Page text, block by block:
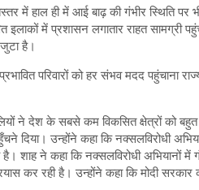
में हाल ही में आई बाढ़ की गंभीर स्थिति पर
इलाकों में प्रशासन लगातार राहत सामग्री
है।
परिवारों को हर संभव मदद
ने देश के सबसे कम विकसित क्षेत्रों को
दिया। उन्होंने कहा कि नक्सलविरोधी
शाह ने कहा कि नक्सलविरोधी अभियानों
कर रही है। उन्होंने कहा कि मोदी